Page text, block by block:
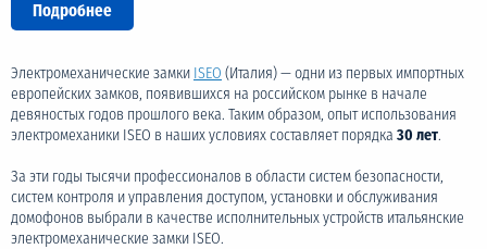
Подробнее
Электромеханические замки ISEO (Италия) — одни из первых импортных
европейских замков, появившихся на российском рынке в начале
девяностых годов прошлого века. Таким образом, опыт использования
электромеханики ISEO в наших условиях составляет порядка 30 лет.
За эти годы тысячи профессионалов в области систем безопасности,
систем контроля и управления доступом, установки и обслуживания
домофонов выбрали в качестве исполнительных устройств итальянские
электромеханические замки ISEO.